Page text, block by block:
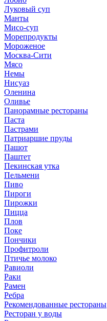
Луковый суп
Манты
Мисо-суп
Морепродукты
Мороженое
Москва-Сити
Мясо
Немы
Нисуаз
Оленина
Оливье
Панорамные рестораны
Паста
Пастрами
Патриаршие пруды
Пашот
Паштет
Пекинская утка
Пельмени
Пиво
Пироги
Пирожки
Пицца
Плов
Поке
Пончики
Профитроли
Птичье молоко
Равиоли
Раки
Рамен
Ребра
Рекомендованные рестораны
Ресторан у воды